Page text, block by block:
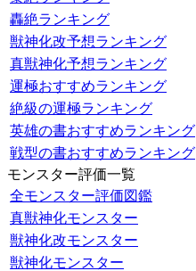
轟絶ランキング
獣神化改予想ランキング
真獣神化予想ランキング
運極おすすめランキング
絶級の運極ランキング
英雄の書おすすめランキング
戦型の書おすすめランキング
モンスター評価一覧
全モンスター評価図鑑
真獣神化モンスター
獣神化改モンスター
獣神化モンスター